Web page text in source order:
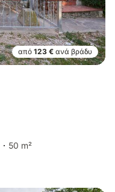
από 123 € ανά βράδυ
50 m²